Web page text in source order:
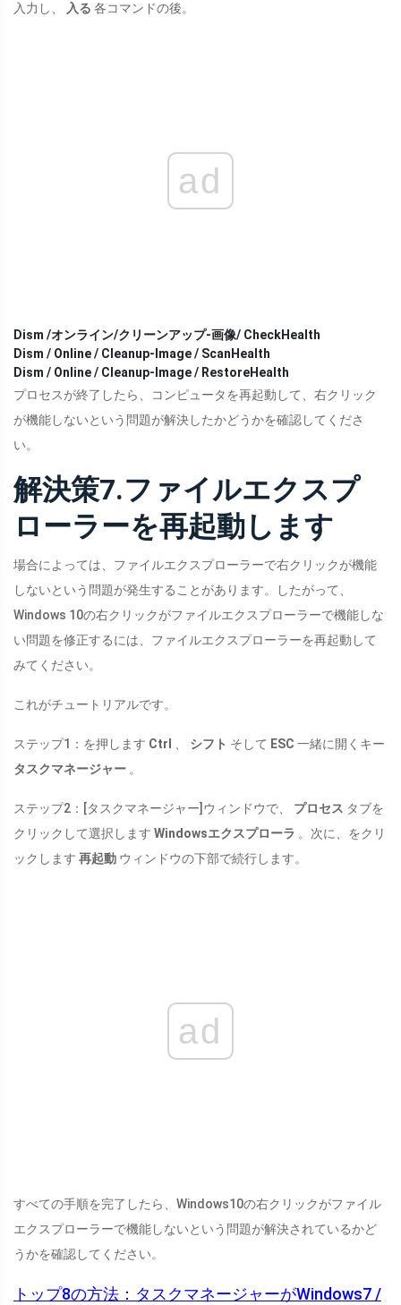
入力し、 入る 各コマンドの後。
ad
Dism /オンライン/クリーンアップ-画像/ CheckHealth
Dism / Online / Cleanup-Image / ScanHealth
Dism / Online / Cleanup-Image / RestoreHealth
プロセスが終了したら、コンピュータを再起動して、右クリック
が機能しないという問題が解決したかどうかを確認してくださ
い。
解決策7.ファイルエクスプ
ローラーを再起動します
場合によっては、ファイルエクスプローラーで右クリックが機能
しないという問題が発生することがあります。したがって、
Windows 10の右クリックがファイルエクスプローラーで機能しな
い問題を修正するには、ファイルエクスプローラーを再起動して
みてください。
これがチュートリアルです。
ステップ1：を押します Ctrl 、 シフト そして ESC 一緒に開くキー
タスクマネージャー 。
ステップ2：[タスクマネージャー]ウィンドウで、 プロセス タブを
クリックして選択します Windowsエクスプローラ 。次に、をクリ
ックします 再起動 ウィンドウの下部で続行します。
ad
すべての手順を完了したら、Windows10の右クリックがファイル
エクスプローラーで機能しないという問題が解決されているかど
うかを確認してください。
トップ8の方法：タスクマネージャーがWindows7 /